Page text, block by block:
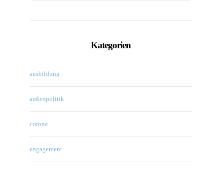
Kategorien
ausbildung
außenpolitik
corona
engagement